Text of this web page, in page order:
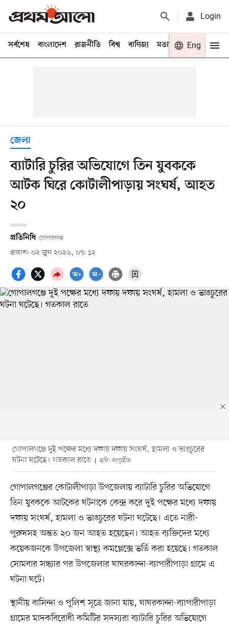
Login
সর্বশেষ বাংলাদেশ রাজনীতি বিশ্ব বাণিজ্য মতামত খেলা
Eng
জেলা
ব্যাটারি চুরির অভিযোগে তিন যুবককে
আটক ঘিরে কোটালীপাড়ায় সংঘর্ষ, আহত
২০
প্রতিনিধি গোপালগঞ্জ
প্রকাশ: ০২ জুন ২০২৬, ০৭: ১২
গোপালগঞ্জে দুই পক্ষের মধ্যে দফায় দফায় সংঘর্ষ, হামলা ও ভাঙচুরের
ঘটনা ঘটেছে। গতকাল রাতে
ছবি: সংগৃহীত
গোপালগঞ্জের কোটালীপাড়া উপজেলায় ব্যাটারি চুরির অভিযোগে
তিন যুবককে আটকের ঘটনাকে কেন্দ্র করে দুই পক্ষের মধ্যে দফায়
দফায় সংঘর্ষ, হামলা ও ভাঙচুরের ঘটনা ঘটেছে। এতে নারী-
পুরুষসহ অন্তত ২০ জন আহত হয়েছেন। আহত ব্যক্তিদের মধ্যে
কয়েকজনকে উপজেলা স্বাস্থ্য কমপ্লেক্সে ভর্তি করা হয়েছে। গতকাল
সোমবার সন্ধ্যার পর উপজেলার ঘাঘরকান্দা-ব্যাপারীপাড়া গ্রামে এ
ঘটনা ঘটে।
স্থানীয় বাসিন্দা ও পুলিশ সূত্রে জানা যায়, ঘাঘরকান্দা-ব্যাপারীপাড়া
গ্রামের মাদকবিরোধী কমিটির সদস্যরা ব্যাটারি চুরির অভিযোগে